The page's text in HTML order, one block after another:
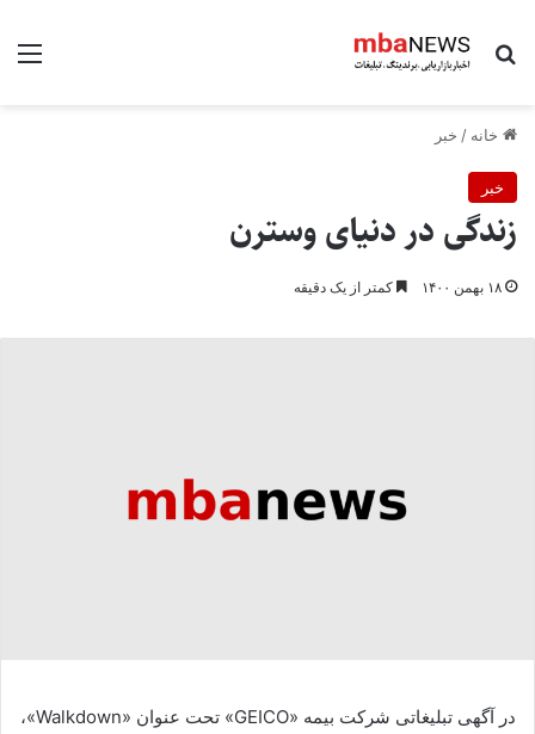
جستجو برای
خانه / خبر
خبر
زندگی در دنیای وسترن
۱۸ بهمن ۱۴۰۰ کمتر از یک دقیقه
در آگهی تبلیغاتی شرکت بیمه «GEICO» تحت عنوان «Walkdown»،